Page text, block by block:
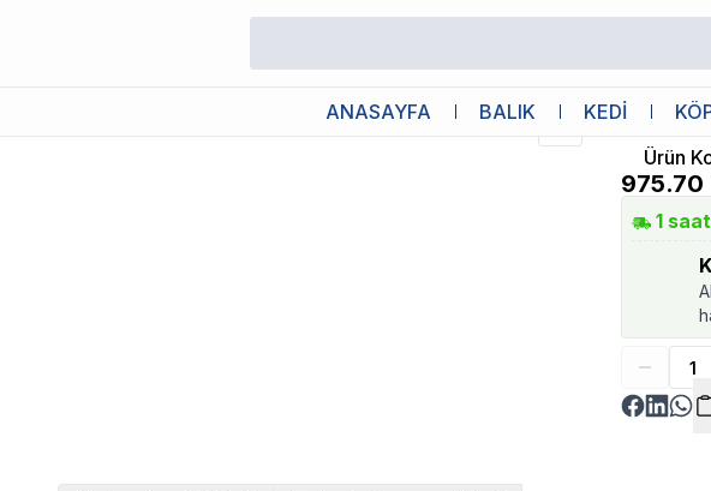
ANASAYFA BALIK KEDİIsta
Ista
Ürün
975.70
1 saat